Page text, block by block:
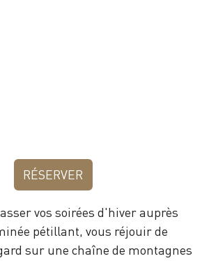
RÉSERVER
vos soirées d'hiver auprès
pétillant, vous réjouir de
sur une chaîne de montagnes